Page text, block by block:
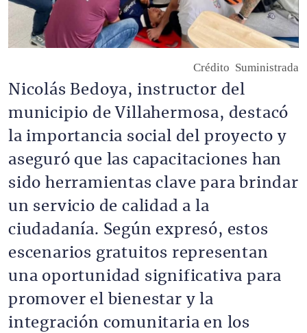
Crédito Suministrada
Nicolás Bedoya, instructor del
municipio de Villahermosa, destacó
la importancia social del proyecto y
aseguró que las capacitaciones han
sido herramientas clave para brindar
un servicio de calidad a la
ciudadanía. Según expresó, estos
escenarios gratuitos representan
una oportunidad significativa para
promover el bienestar y la
integración comunitaria en los